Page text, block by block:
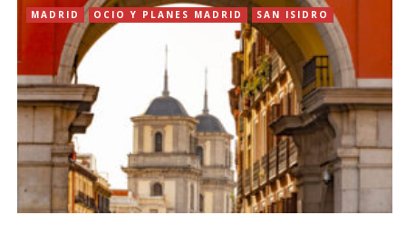
MADRID OCIO Y PLANES MADRID SAN ISIDRO